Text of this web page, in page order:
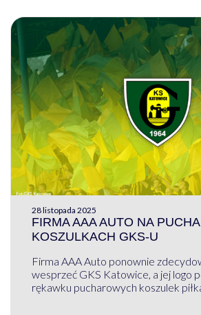
28 listopada 2025
FIRMA AAA AUTO NA
KOSZULKACH GKS-U
Firma AAA Auto ponownie
wesprzeć GKS Katowice, a jej logo
rękawku pucharowych koszulek